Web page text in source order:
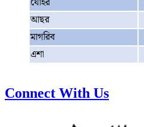
আছর
মাগরিব
এশা
Connect With Us